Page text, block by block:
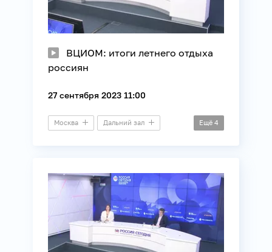
ВЦИОМ: итоги летнего отдыха
россиян
27 сентября 2023 11:00
Москва Дальний зал Ещё 4